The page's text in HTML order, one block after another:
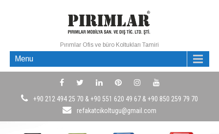
Pırımlar Ofis ve büro Koltukları Tamiri
Menu
+90 212 494 25 70 & +90 551 620 49 67 & +90 850 259 79 70
refakatcikoltugu@gmail.com